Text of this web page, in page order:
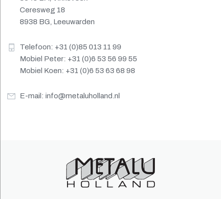
Ceresweg 18
8938 BG, Leeuwarden
Telefoon: +31 (0)85 013 11 99
Mobiel Peter: +31 (0)6 53 56 99 55
Mobiel Koen: +31 (0)6 53 63 68 98
E-mail: info@metaluholland.nl